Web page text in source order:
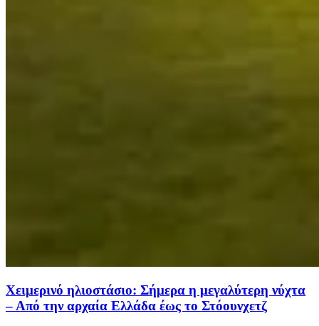
Χειμερινό ηλιοστάσιο: Σήμερα η μεγαλύτερη νύχτα
– Από την αρχαία Ελλάδα έως το Στόουνχετζ